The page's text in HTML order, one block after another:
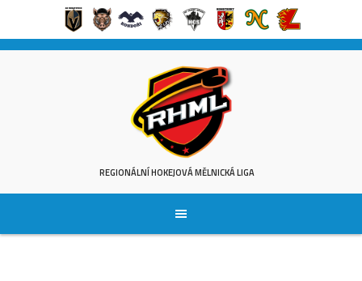
Skip
REGIONÁLNÍ HOKEJOVÁ MĚLNICKÁ LIGA